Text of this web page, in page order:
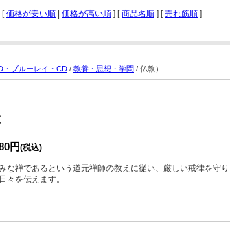
[価格が安い順 価格が高い順 ] [商品名順 ] [売れ筋順 ]
・ブルーレイ・CD / 教養・思想・学問 / 仏教）
円(税込)
な禅であるという道元禅師の教えに従い、厳しい戒律を守
々を伝えます。